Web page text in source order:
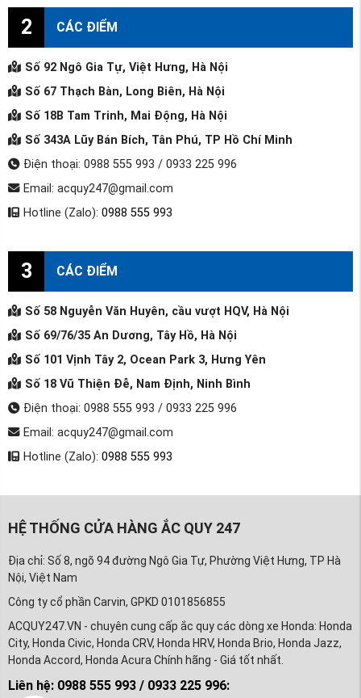
2 CÁC ĐIỂM
Số 92 Ngô Gia Tự, Việt Hưng, Hà Nội
Số 67 Thạch Bàn, Long Biên, Hà Nội
Số 18B Tam Trinh, Mai Động, Hà Nội
Số 343A Lũy Bán Bích, Tân Phú, TP Hồ Chí Minh
Điện thoại: 0988 555 993 / 0933 225 996
Email: acquy247@gmail.com
Hotline (Zalo): 0988 555 993
3 CÁC ĐIỂM
Số 58 Nguyễn Văn Huyên, cầu vượt HQV, Hà Nội
Số 69/76/35 An Dương, Tây Hồ, Hà Nội
Số 101 Vịnh Tây 2, Ocean Park 3, Hưng Yên
Số 18 Vũ Thiện Đễ, Nam Định, Ninh Bình
Điện thoại: 0988 555 993 / 0933 225 996
Email: acquy247@gmail.com
Hotline (Zalo): 0988 555 993
HỆ THỐNG CỬA HÀNG ẮC QUY 247
Địa chỉ: Số 8, ngõ 94 đường Ngô Gia Tự, Phường Việt Hưng, TP Hà
Nội, Việt Nam
Công ty cổ phần Carvin, GPKD 0101856855
ACQUY247.VN - chuyên cung cấp ắc quy các dòng xe Honda: Honda
City, Honda Civic, Honda CRV, Honda HRV, Honda Brio, Honda Jazz,
Honda Accord, Honda Acura Chính hãng - Giá tốt nhất.
Liên hệ: 0988 555 993 / 0933 225 996: